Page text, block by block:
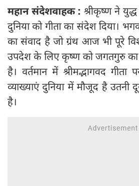
महान संदेशवाहक :श्रीकृष्‍ण ने
दुनिया को गीता का संदेश दिया।
का संवाद है जो ग्रंथ आज भी पूरे
उपदेश के लिए कृष्ण को जगतगुरु का
है। वर्तमान में श्रीमद्भागवद
व्याख्‍याएं दुनिया में मौजूद है उतनी
है।